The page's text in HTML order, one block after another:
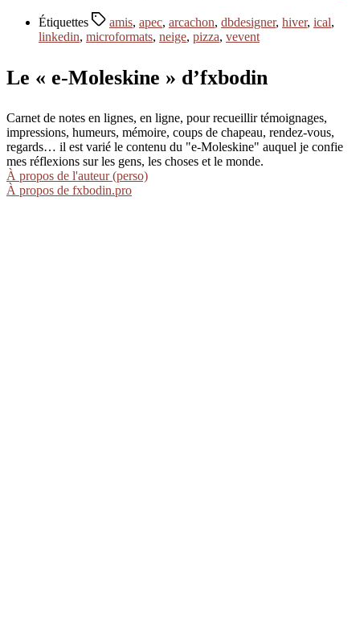
Étiquettes amis, apec, arcachon, dbdesigner, hiver, ical,
linkedin, microformats, neige, pizza, vevent
Le « e-Moleskine » d’fxbodin
Carnet de notes en lignes, en ligne, pour recueillir témoignages,
impressions, humeurs, mémoire, coups de chapeau, rendez-vous,
regards… il est varié le contenu du "e-Moleskine" auquel je confie
mes réflexions sur les gens, les choses et le monde.
À propos de l'auteur (perso)
À propos de fxbodin.pro